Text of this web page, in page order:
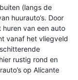
(langs de
huurauto’s. Door
van een auto
vanaf het vliegveld
rustig rond en
op Alicante